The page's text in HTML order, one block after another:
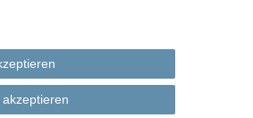
eine E-Mail